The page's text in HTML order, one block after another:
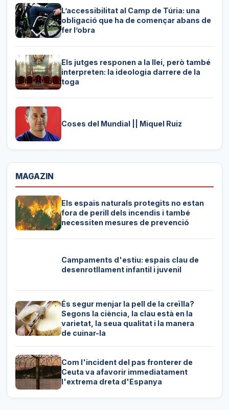
L’accessibilitat al Camp de Túria: una
obligació que ha de començar abans de
fer l’obra
Els jutges responen a la llei, però també
interpreten: la ideologia darrere de la
toga
Coses del Mundial || Miquel Ruiz
MAGAZIN
Els espais naturals protegits no estan
fora de perill dels incendis i també
necessiten mesures de prevenció
Campaments d'estiu: espais clau de
desenrotllament infantil i juvenil
És segur menjar la pell de la creïlla?
Segons la ciència, la clau està en la
varietat, la seua qualitat i la manera
de cuinar-la
Com l'incident del pas fronterer de
Ceuta va afavorir immediatament
l'extrema dreta d'Espanya